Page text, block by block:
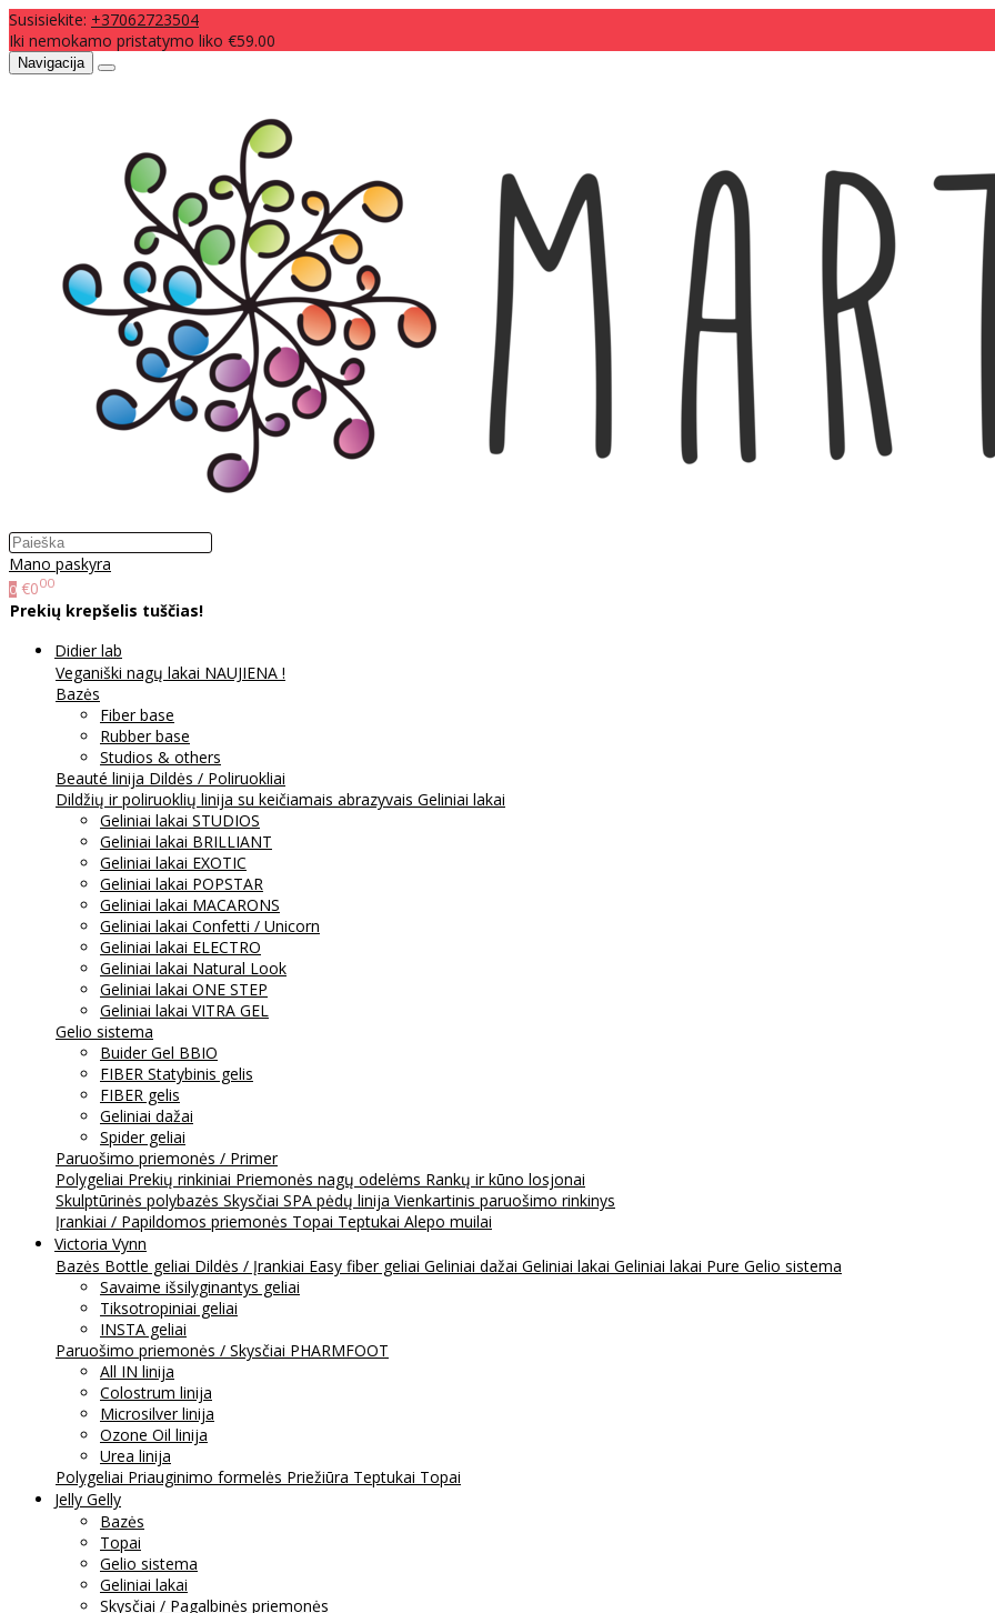
Susisiekite: +37062723504
Iki nemokamo pristatymo liko €59.00
Navigacija
Mano paskyra
0 €000
Prekių krepšelis tuščias!
Didier lab
Veganiški nagų lakai NAUJIENA !
Bazės
Fiber base
Rubber base
Studios & others
Beauté linija Dildės / Poliruokliai
Dildžių ir poliruoklių linija su keičiamais abrazyvais Geliniai lakai
Geliniai lakai STUDIOS
Geliniai lakai BRILLIANT
Geliniai lakai EXOTIC
Geliniai lakai POPSTAR
Geliniai lakai MACARONS
Geliniai lakai Confetti / Unicorn
Geliniai lakai ELECTRO
Geliniai lakai Natural Look
Geliniai lakai ONE STEP
Geliniai lakai VITRA GEL
Gelio sistema
Buider Gel BBIO
FIBER Statybinis gelis
FIBER gelis
Geliniai dažai
Spider geliai
Paruošimo priemonės / Primer
Polygeliai Prekių rinkiniai Priemonės nagų odelėms Rankų ir kūno losjonai
Skulptūrinės polybazės Skysčiai SPA pėdų linija Vienkartinis paruošimo rinkinys
Įrankiai / Papildomos priemonės Topai Teptukai Alepo muilai
Victoria Vynn
Bazės Bottle geliai Dildės / Įrankiai Easy fiber geliai Geliniai dažai Geliniai lakai Geliniai lakai Pure Gelio sistema
Savaime išsilyginantys geliai
Tiksotropiniai geliai
INSTA geliai
Paruošimo priemonės / Skysčiai PHARMFOOT
All IN linija
Colostrum linija
Microsilver linija
Ozone Oil linija
Urea linija
Polygeliai Priauginimo formelės Priežiūra Teptukai Topai
Jelly Gelly
Bazės
Topai
Gelio sistema
Geliniai lakai
Skysčiai / Pagalbinės priemonės